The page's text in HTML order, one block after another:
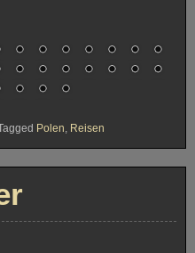
Polen, Reisen
außerhalb der typischen
darf 🙂
Stadt erleben.